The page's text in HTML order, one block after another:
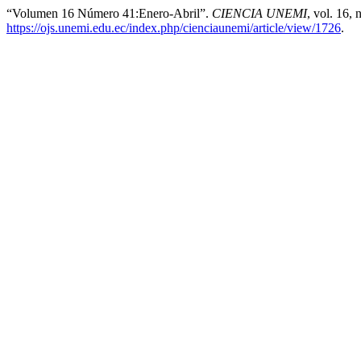
“Volumen 16 Número 41:Enero-Abril”. CIENCIA UNEMI, vol. 16,
https://ojs.unemi.edu.ec/index.php/cienciaunemi/article/view/1726.